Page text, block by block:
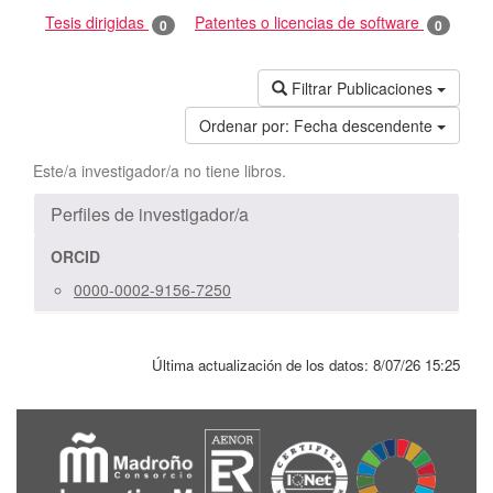
Tesis dirigidas 0 Patentes o licencias de software 0
Filtrar Publicaciones
Ordenar por: Fecha descendente
Este/a investigador/a no tiene libros.
Perfiles de investigador/a
ORCID
0000-0002-9156-7250
Última actualización de los datos: 8/07/26 15:25